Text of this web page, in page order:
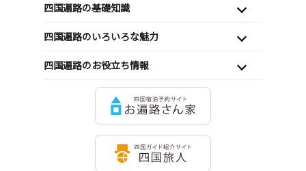
四国遍路の基礎知識
四国遍路のいろいろな魅力
四国遍路のお役立ち情報